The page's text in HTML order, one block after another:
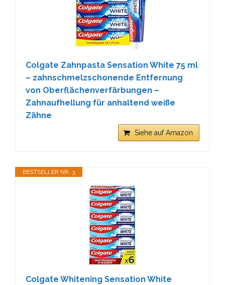
Colgate Zahnpasta Sensation White 75 ml
– zahnschmelzschonende Entfernung
von Oberflächenverfärbungen –
Zahnaufhellung für anhaltend weiße
Zähne
Siehe auf Amazon
BESTSELLER NR. 3
Colgate Whitening Sensation White